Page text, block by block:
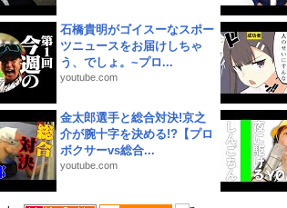
石橋貴明がゴイスーなスポー
ツニュースをお届けしちゃ
う、でしょ。~プロ...
youtube.com
金太郎選手と総合対決!京之
介が腕十字を決める!?【プロ
ボクサーvs総合...
youtube.com